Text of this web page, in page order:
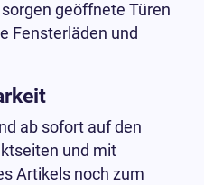
geöffnete Türen
Fensterläden und
ab sofort auf den
und mit
Artikels noch zum